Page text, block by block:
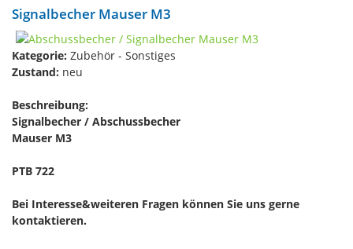
Signalbecher Mauser M3
Kategorie: Zubehör - Sonstiges
Zustand: neu
Beschreibung:
Signalbecher / Abschussbecher
Mauser M3
PTB 722
Bei Interesse&weiteren Fragen können Sie uns gerne
kontaktieren.